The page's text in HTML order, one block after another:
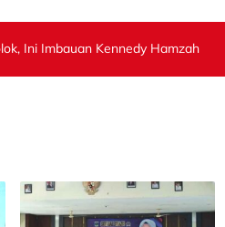
Ini Imbauan Kennedy Hamzah